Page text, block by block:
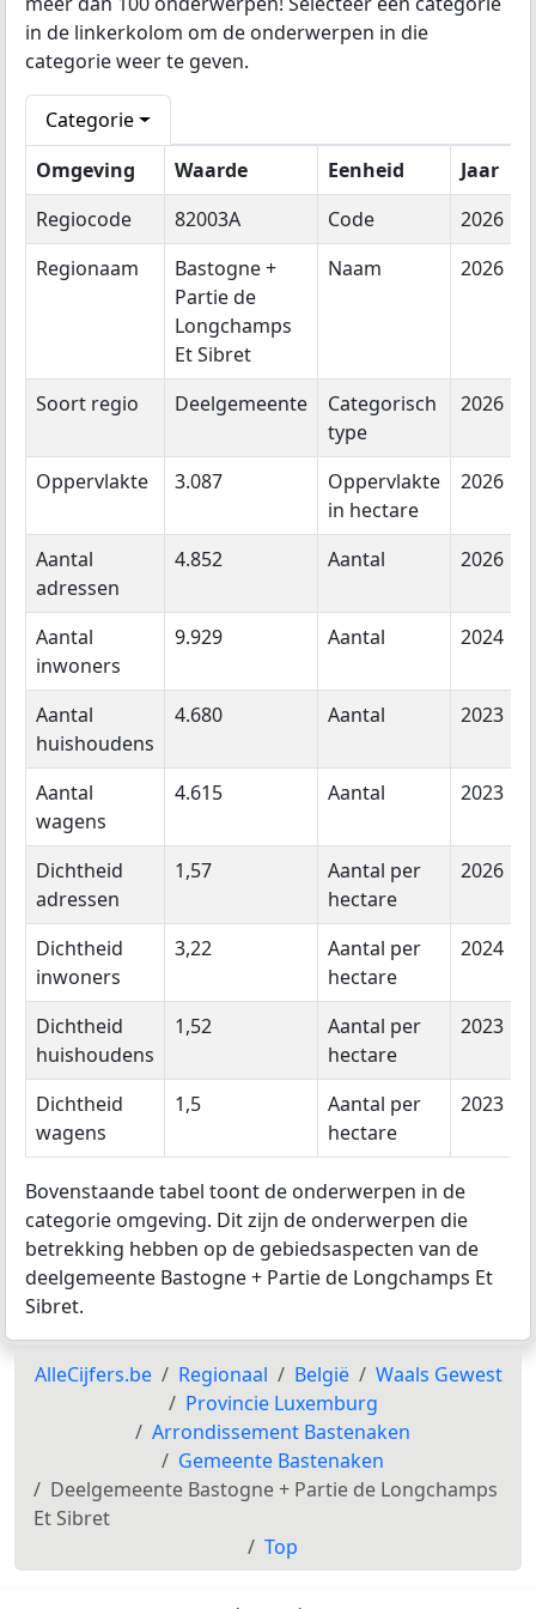
in de linkerkolom om de onderwerpen in die
categorie weer te geven.
Categorie
Omgeving
Waarde Eenheid
Jaar
Regiocode
82003A Code
2026
Regionaam
Bastogne +
Partie de
Longchamps
Et Sibret
Naam 2026
Soort regio Deelgemeente
Categorisch
type
2026
Oppervlakte 3.087
Oppervlakte
in hectare
2026
Aantal
adressen
4.852 Aantal 2026
Aantal
inwoners
9.929 Aantal 2024
Aantal
huishoudens
4.680 Aantal 2023
Aantal
wagens
4.615 Aantal 2023
Dichtheid
adressen
1,57
Aantal per
hectare
2026
Dichtheid
inwoners
3,22
Aantal per
hectare
2024
Dichtheid
huishoudens
1,52
Aantal per
hectare
2023
Dichtheid
wagens
1,5
Aantal per
hectare
2023
Bovenstaande tabel toont de onderwerpen in de
categorie omgeving. Dit zijn de onderwerpen die
betrekking hebben op de gebiedsaspecten van de
deelgemeente Bastogne + Partie de Longchamps Et
Sibret.
AlleCijfers.be Regionaal België
Waals Gewest
Provincie Luxemburg
Arrondissement Bastenaken
Gemeente Bastenaken
Deelgemeente Bastogne + Partie de Longchamps
Et Sibret
Top